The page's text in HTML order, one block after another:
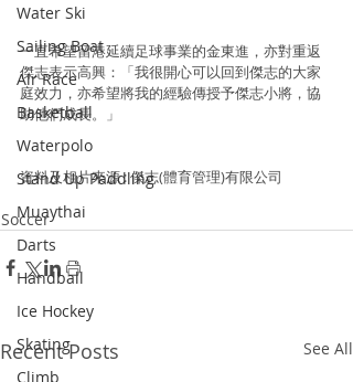
Water Ski
Sailing Boat
Air Race
Basketball
Waterpolo
Stand Up Paddling
Muaythai
Darts
Handball
Ice Hockey
Skating
Climb
一直希望留港延續足球事業的金東進，亦對重返
傑志表示高興：「我很開心可以回到傑志的大家
庭效力，亦希望將我的經驗傳授予傑志小將，協
助他們成長。」
資料及相片來源 : 傑志(體育管理)有限公司
Soccer
Recent Posts See All